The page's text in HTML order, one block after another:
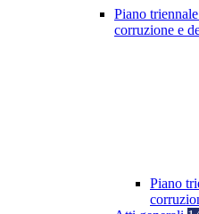
Piano
corruzione e
Piano